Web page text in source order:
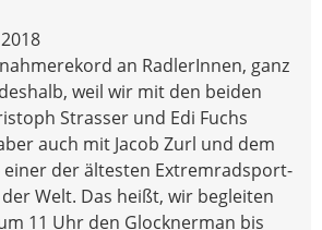
an RadlerInnen, ganz
weil wir mit den beiden
Strasser und Edi Fuchs
auch mit Jacob Zurl und dem
- einer der ältesten Extremradsport-
Welt. Das heißt, wir begleiten
11 Uhr den Glocknerman bis